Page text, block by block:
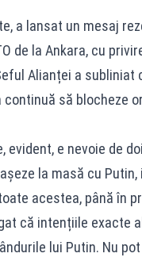
a lansat un mesaj
de la Ankara, cu
Alianței a subliniat
să blocheze
evident, e nevoie de
la masă cu
acestea, până în
că intențiile exacte
lui Putin. Nu